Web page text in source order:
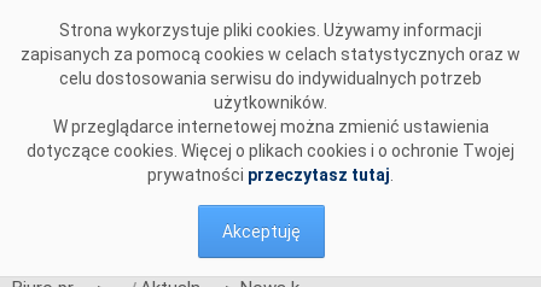
Strona wykorzystuje pliki cookies. Używamy informacji
zapisanych za pomocą cookies w celach statystycznych oraz w
celu dostosowania serwisu do indywidualnych potrzeb
użytkowników.
W przeglądarce internetowej można zmienić ustawienia
dotyczące cookies. Więcej o plikach cookies i o ochronie Twojej
prywatności przeczytasz tutaj
Akceptuję